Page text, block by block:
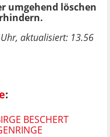
umgehend löschen
aktualisiert: 13.56
:
BESCHERT